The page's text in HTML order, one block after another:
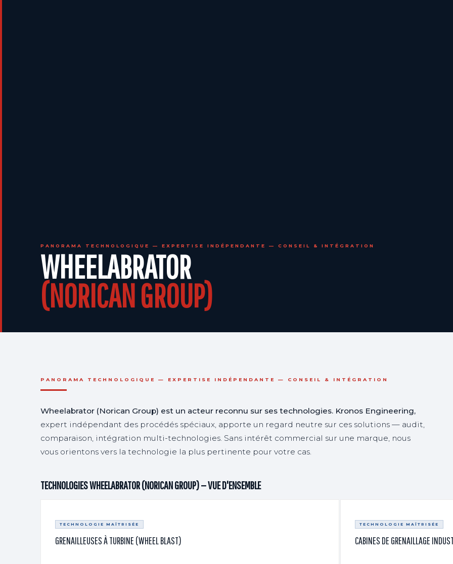
PANORAMA TECHNOLOGIQUE — EXPERTISE INDÉPENDANTE — CONSEIL & INTÉGRATION
WHEELABRATOR
(NORICAN GROUP)
PANORAMA TECHNOLOGIQUE — EXPERTISE INDÉPENDANTE — CONSEIL & INTÉGRATION
Wheelabrator (Norican Group) est un acteur reconnu sur ses technologies. Kronos Engineering,
expert indépendant des procédés spéciaux, apporte un regard neutre sur ces solutions — audit,
comparaison, intégration multi-technologies. Sans intérêt commercial sur une marque, nous
vous orientons vers la technologie la plus pertinente pour votre cas.
TECHNOLOGIES WHEELABRATOR (NORICAN GROUP) — VUE D'ENSEMBLE
TECHNOLOGIE MAÎTRISÉE
GRENAILLEUSES À TURBINE (WHEEL BLAST)
TECHNOLOGIE MAÎTRISÉE
CABINES DE GRENAILLAGE